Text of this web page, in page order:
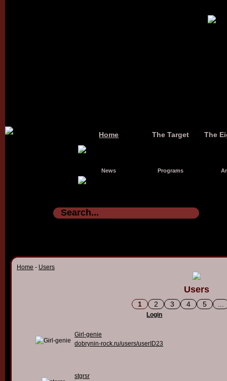
Home The Target The
News Programs
Home - Users
Users
1 2 3 4 5
Login
Girl-genie
dobrynin-rock.ru/users/userID23
stgrsr